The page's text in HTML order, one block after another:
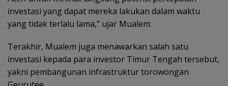
investasi yang dapat mereka lakukan dalam waktu
yang tidak terlalu lama,” ujar Mualem.
Terakhir, Mualem juga menawarkan salah satu
investasi kepada para investor Timur Tengah tersebut,
yakni pembangunan infrastruktur torowongan